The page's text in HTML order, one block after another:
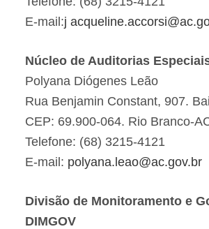
E-mail:j
Núcleo de Auditorias
Polyana Diógenes Leão
Rua Benjamin Constant, 907.
CEP: 69.900-064. Rio Branco-
Telefone: (68) 3215-4121
E-mail: polyana.leao@ac.gov.br
Divisão de Monitoramento e
DIMGOV